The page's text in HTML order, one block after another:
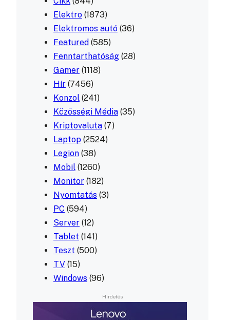
Elektro (1873)
Elektromos autó (36)
Featured (585)
Fenntarthatóság (28)
Gamer (1118)
Hír (7456)
Konzol (241)
Közösségi Média (35)
Kriptovaluta (7)
Laptop (2524)
Legion (38)
Mobil (1260)
Monitor (182)
Nyomtatás (3)
PC (594)
Server (12)
Tablet (141)
Teszt (500)
TV (15)
Windows (96)